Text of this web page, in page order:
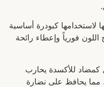
كبودرة أساسية
اللون فورياً وإعطاء رائحة
كمضاد للأكسدة يحارب
مما يحافظ على نضارة